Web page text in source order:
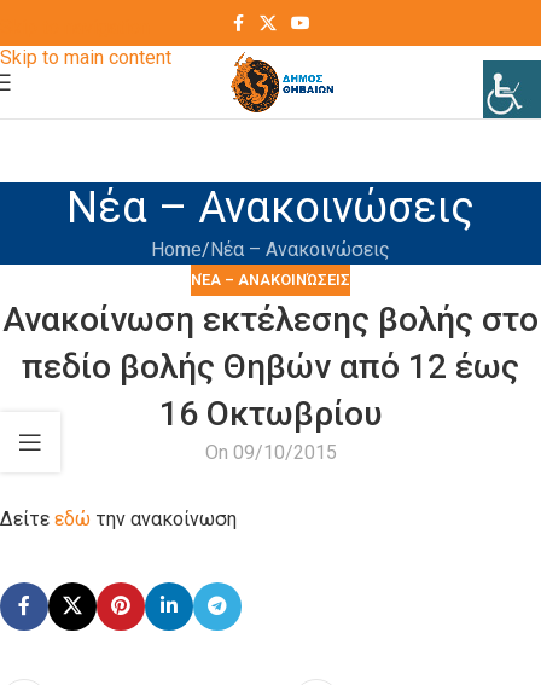
Skip to main content
Νέα – Ανακοινώσεις
Home Νέα – Ανακοινώσεις
ΝΈΑ – ΑΝΑΚΟΙΝΏΣΕΙΣ
Ανακοίνωση εκτέλεσης βολής στο
πεδίο βολής Θηβών από 12 έως
16 Οκτωβρίου
On 09/10/2015
Δείτε εδώ την ανακοίνωση